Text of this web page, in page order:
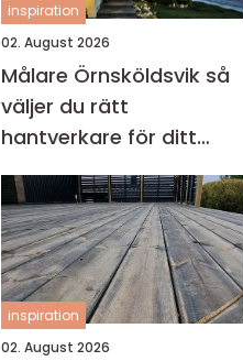
inspiration
02. August 2026
Målare Örnsköldsvik så
väljer du rätt
hantverkare för ditt
projekt
inspiration
02. August 2026